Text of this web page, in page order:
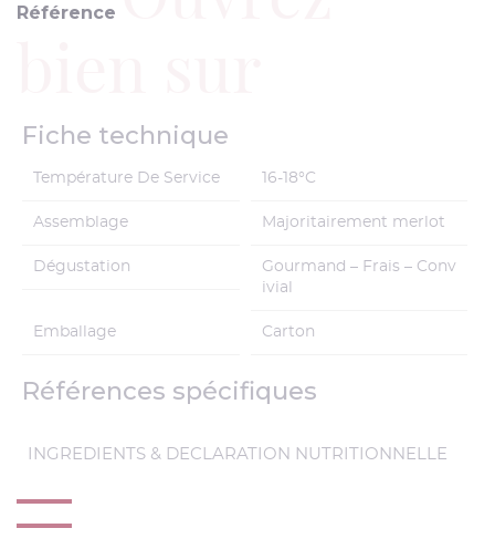
Référence
Fiche technique
Température De Service 16-18°C
Assemblage Majoritairement merlot
Dégustation
Gourmand – Frais – Conv
ivial
Emballage Carton
Références spécifiques
INGREDIENTS & DECLARATION NUTRITIONNELLE